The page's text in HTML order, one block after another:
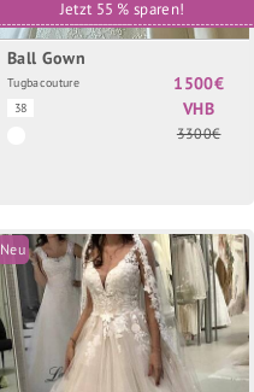
Jetzt 55 % sparen!
Ball Gown
Tugbacouture
38
1500€
VHB
3300€
Neu